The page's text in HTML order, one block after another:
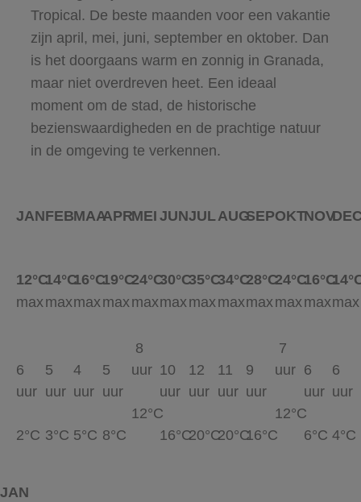
Tropical. De beste maanden voor een vakantie
zijn april, mei, juni, september en oktober. Dan
is het doorgaans warm en zonnig in Granada,
maar niet overdreven heet. Een ideaal
moment om de stad, de historische
bezienswaardigheden en de prachtige natuur
in de omgeving te verkennen.
JAN
12°C
max
6
uur
2°C
FEB
14°C
max
5
uur
3°C
MAA
16°C
max
4
uur
5°C
APR
19°C
max
5
uur
8°C
MEI
24°C
max
8
uur
12°C
JUN
30°C
max
10
uur
16°C
JUL
35°C
max
12
uur
20°C
AUG
34°C
max
11
uur
20°C
SEP
28°C
max
9
uur
16°C
OKT
24°C
max
7
uur
12°C
NOV
16°C
max
6
uur
6°C
max
6
uur
4°C
JAN